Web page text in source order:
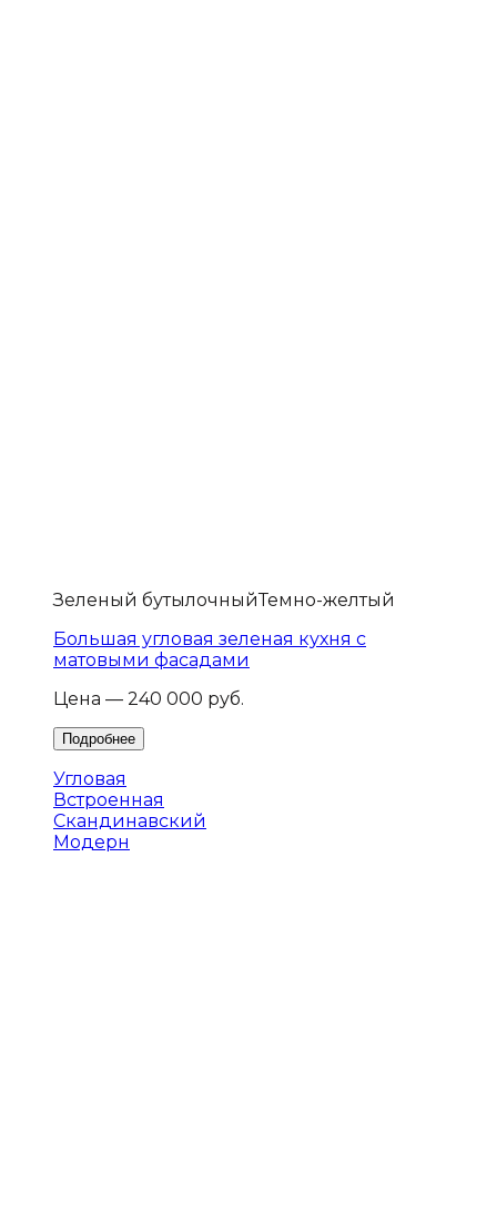
Зеленый бутылочныйТемно-желтый
Большая угловая зеленая кухня с
матовыми фасадами
Цена — 240 000 руб.
Угловая
Встроенная
Скандинавский
Модерн